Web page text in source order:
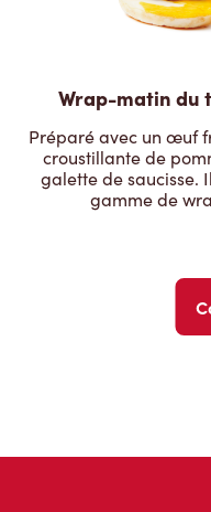
Wrap-matin du
Préparé avec un œuf
croustillante de
galette de saucisse.
gamme de